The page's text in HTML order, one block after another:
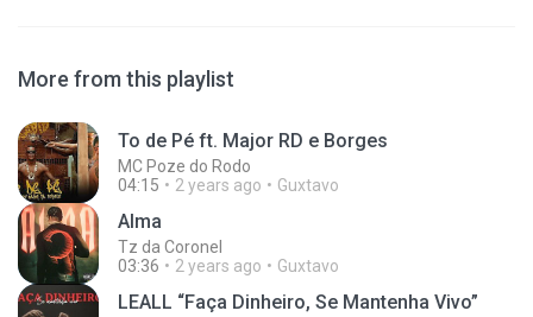
More from this playlist
To de Pé ft. Major RD e Borges
MC Poze do Rodo
04:15
2 years ago Guxtavo
Alma
Tz da Coronel
03:36
2 years ago Guxtavo
LEALL “Faça Dinheiro, Se Mantenha Vivo”